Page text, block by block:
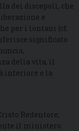
dei discepoli, che
e
per i lontani (cf.
significato
della vita, il
interiore e la
Redentore;
il ministero